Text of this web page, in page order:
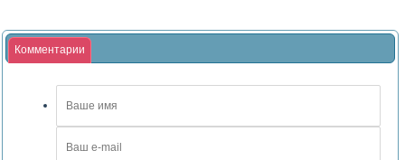
Комментарии